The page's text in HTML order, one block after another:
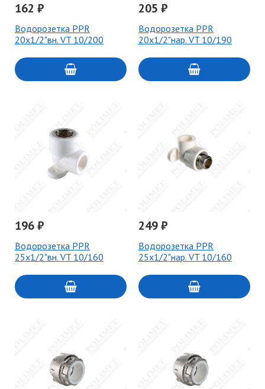
162 ₽
Водорозетка PPR
20х1/2"вн. VT 10/200
205 ₽
Водорозетка PPR
20х1/2"нар. VT 10/190
196 ₽
Водорозетка PPR
25х1/2"вн. VT 10/160
249 ₽
Водорозетка PPR
25х1/2"нар. VT 10/160